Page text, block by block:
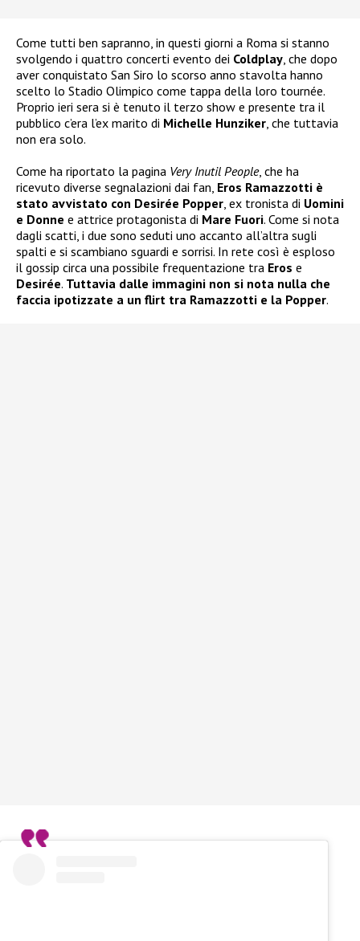
Come tutti ben sapranno, in questi giorni a Roma si stanno
svolgendo i quattro concerti evento dei Coldplay, che dopo
aver conquistato San Siro lo scorso anno stavolta hanno
scelto lo Stadio Olimpico come tappa della loro tournée.
Proprio ieri sera si è tenuto il terzo show e presente tra il
pubblico c’era l’ex marito di Michelle Hunziker, che tuttavia
non era solo.
Come ha riportato la pagina Very Inutil People, che ha
ricevuto diverse segnalazioni dai fan, Eros Ramazzotti è
stato avvistato con Desirée Popper, ex tronista di Uomini
e Donne e attrice protagonista di Mare Fuori. Come si nota
dagli scatti, i due sono seduti uno accanto all’altra sugli
spalti e si scambiano sguardi e sorrisi. In rete così è esploso
il gossip circa una possibile frequentazione tra Eros e
Desirée. Tuttavia dalle immagini non si nota nulla che
faccia ipotizzate a un flirt tra Ramazzotti e la Popper.